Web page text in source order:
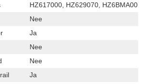
HZ617000, HZ629070,
Nee
Ja
Nee
Nee
Ja